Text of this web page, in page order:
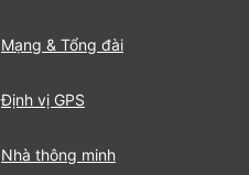
Mạng & Tổng đài
Định vị GPS
Nhà thông minh